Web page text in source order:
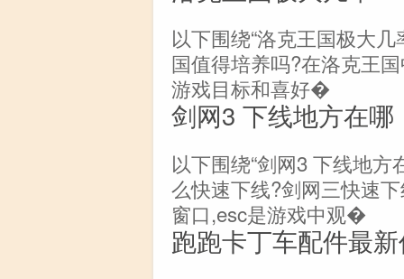
以下围绕“洛克王国极大
国值得培养吗?在洛克王
游戏目标和喜好�
剑网3 下线地方在哪
以下围绕“剑网3 下线地
么快速下线?剑网三快速
窗口,esc是游戏中观�
跑跑卡丁车配件最